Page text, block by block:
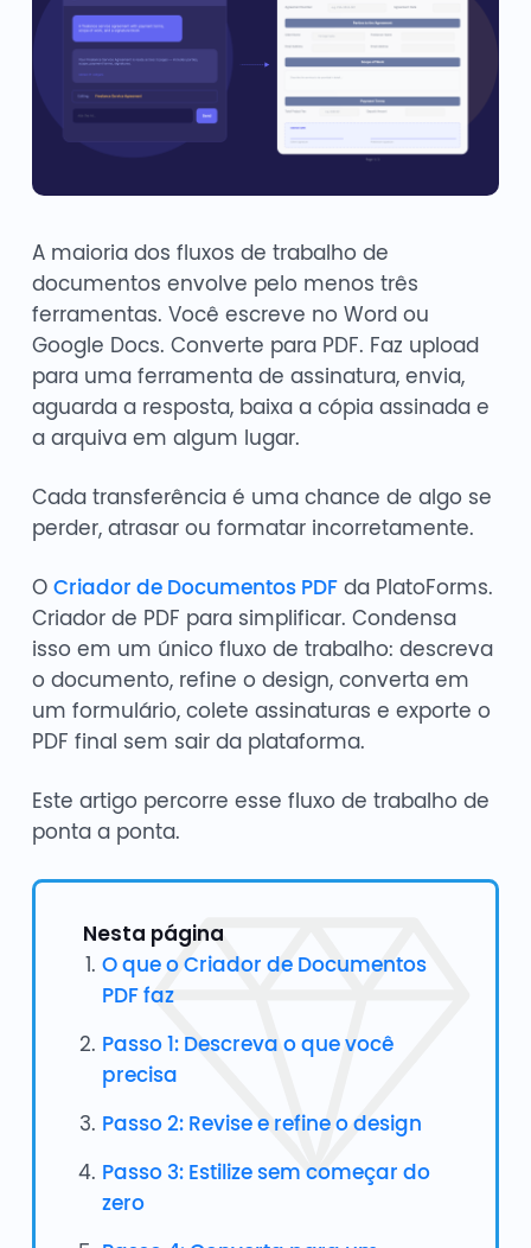
A maioria dos fluxos de trabalho de
documentos envolve pelo menos três
ferramentas. Você escreve no Word ou
Google Docs. Converte para PDF. Faz upload
para uma ferramenta de assinatura, envia,
aguarda a resposta, baixa a cópia assinada e
a arquiva em algum lugar.
Cada transferência é uma chance de algo se
perder, atrasar ou formatar incorretamente.
O Criador de Documentos PDFda PlatoForms.
Criador de PDF para simplificar. Condensa
isso em um único fluxo de trabalho: descreva
o documento, refine o design, converta em
um formulário, colete assinaturas e exporte o
PDF final sem sair da plataforma.
Este artigo percorre esse fluxo de trabalho de
ponta a ponta.
Nesta página
O que o Criador de Documentos
PDF faz
Passo 1: Descreva o que você
precisa
Passo 2: Revise e refine o design
Passo 3: Estilize sem começar do
zero